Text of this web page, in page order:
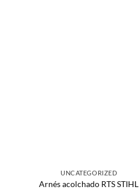
UNCATEGORIZED
Arnés acolchado RTS STIHL